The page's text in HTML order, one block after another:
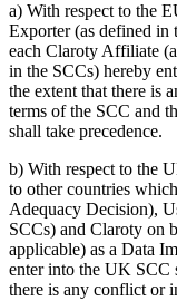
a) With respect to the
Exporter (as defined in
each Claroty Affiliate
in the SCCs) hereby
the extent that there is
terms of the SCC and
shall take precedence.
b) With respect to the
to other countries
Adequacy Decision),
SCCs) and Claroty on
applicable) as a Data
enter into the UK SCC
there is any conflict or